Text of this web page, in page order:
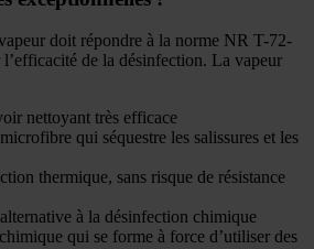
doit répondre à la norme NR T-72-
l’efficacité de la désinfection. La vapeur
nettoyant très efficace
qui séquestre les salissures et les
thermique, sans risque de résistance
à la désinfection chimique
qui se forme à force d’utiliser des